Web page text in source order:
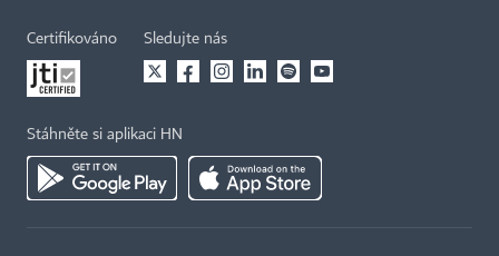
Certifikováno Sledujte nás
Stáhněte si aplikaci HN